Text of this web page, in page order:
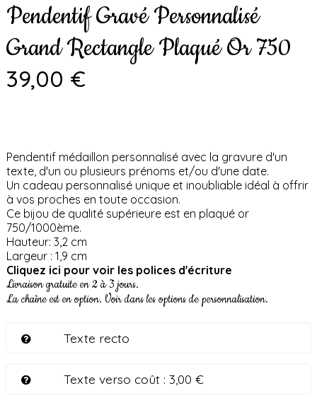
Pendentif Gravé Personnalisé
Grand Rectangle Plaqué Or 750
39,00 €
Pendentif médaillon personnalisé avec la gravure d'un
texte, d'un ou plusieurs prénoms et/ou d'une date.
Un cadeau personnalisé unique et inoubliable idéal à offrir
à vos proches en toute occasion.
Ce bijou de qualité supérieure est en plaqué or
750/1000ème.
Hauteur: 3,2 cm
Largeur : 1,9 cm
Cliquez ici pour voir les polices d'écriture
Livraison gratuite en 2 à 3 jours.
La chaîne est en option. Voir dans les options de personnalisation.
Texte recto
Texte verso coût :3,00 €